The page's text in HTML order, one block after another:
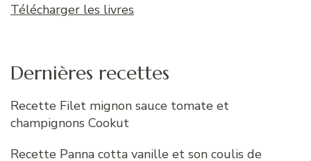
Télécharger les livres
Dernières recettes
Recette Filet mignon sauce tomate et
champignons Cookut
Recette Panna cotta vanille et son coulis de